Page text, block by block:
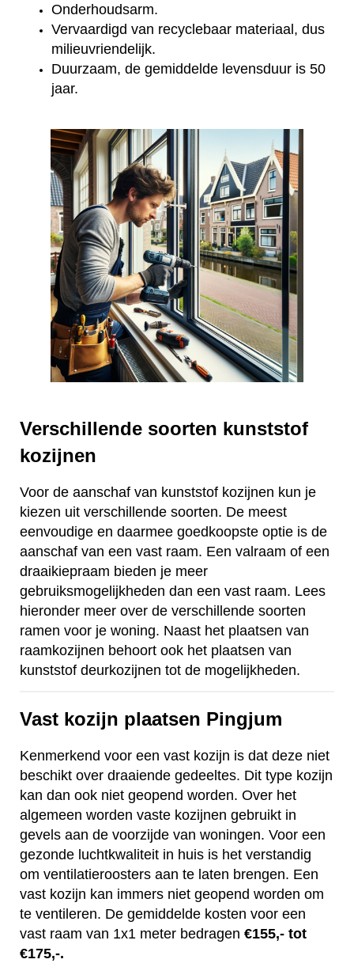
Onderhoudsarm.
Vervaardigd van recyclebaar materiaal, dus
milieuvriendelijk.
Duurzaam, de gemiddelde levensduur is 50
jaar.
Verschillende soorten kunststof
kozijnen
Voor de aanschaf van kunststof kozijnen kun je
kiezen uit verschillende soorten. De meest
eenvoudige en daarmee goedkoopste optie is de
aanschaf van een vast raam. Een valraam of een
draaikiepraam bieden je meer
gebruiksmogelijkheden dan een vast raam. Lees
hieronder meer over de verschillende soorten
ramen voor je woning. Naast het plaatsen van
raamkozijnen behoort ook het plaatsen van
kunststof deurkozijnen tot de mogelijkheden.
Vast kozijn plaatsen Pingjum
Kenmerkend voor een vast kozijn is dat deze niet
beschikt over draaiende gedeeltes. Dit type kozijn
kan dan ook niet geopend worden. Over het
algemeen worden vaste kozijnen gebruikt in
gevels aan de voorzijde van woningen. Voor een
gezonde luchtkwaliteit in huis is het verstandig
om ventilatieroosters aan te laten brengen. Een
vast kozijn kan immers niet geopend worden om
te ventileren. De gemiddelde kosten voor een
vast raam van 1x1 meter bedragen €155,- tot
€175,-.